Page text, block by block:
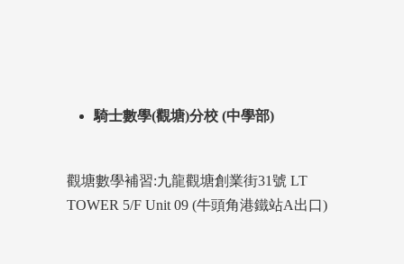
騎士數學(觀塘)分校 (中學部)
觀塘數學補習:九龍觀塘創業街31號 LT
TOWER 5/F Unit 09 (牛頭角港鐵站A出口)